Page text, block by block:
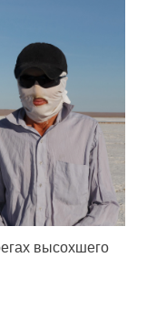
высохшего